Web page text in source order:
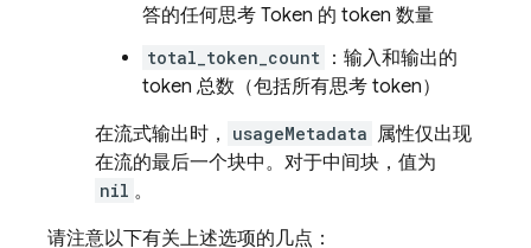
答的任何思考 Token 的 token 数量
total_token_count ：输入和输出的
token 总数（包括所有思考 token）
在流式输出时，
usageMetadata 属性仅出现
在流的最后一个块中。对于中间块，值为
nil 。
请注意以下有关上述选项的几点：